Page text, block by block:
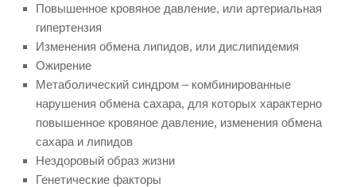
Повышенное кровяное давление, или артериальная
гипертензия
Изменения обмена липидов, или дислипидемия
Ожирение
Метаболический синдром – ком­­бинированные
нарушения об­­мена сахара, для которых характерно
повышенное кровяное давление, изменения обмена
сахара и липидов
Нездоровый образ жизни
Генетические факторы